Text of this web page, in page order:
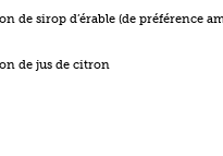
de sirop d’érable (de préférence
de jus de citron